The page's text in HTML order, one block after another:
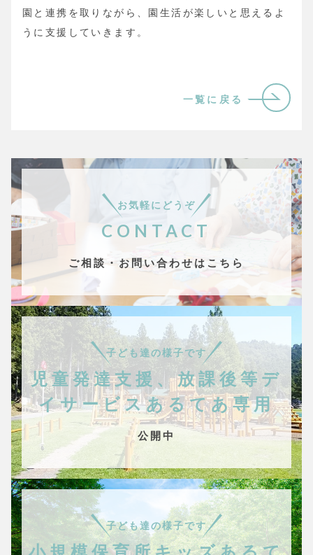
園と連携を取りながら、園生活が楽しいと思えるよ
うに支援していきます。
一覧に戻る
お気軽にどうぞ
CONTACT
ご相談・お問い合わせはこちら
子ども達の様子です
児童発達支援、放課後等デ
イサービスあるてあ専用
公開中
子ども達の様子です